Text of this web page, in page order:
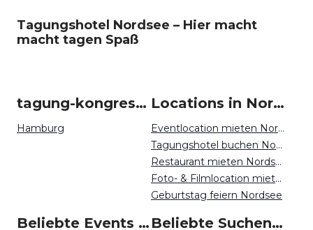
Tagungshotel Nordsee – Hier macht
macht tagen Spaß
tagung-kongress um Nordsee
Hamburg
Locations in Nordsee mieten
Eventlocation mieten Nordsee
Tagungshotel buchen Nordsee
Restaurant mieten Nordsee
Foto- & Filmlocation mieten Nordsee
Geburtstag feiern Nordsee
Beliebte Events in Nordsee Beliebte Suchen auf Event Inc